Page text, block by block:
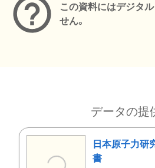
この資料にはデジタ
せん。
データの提
日本原子力研
書